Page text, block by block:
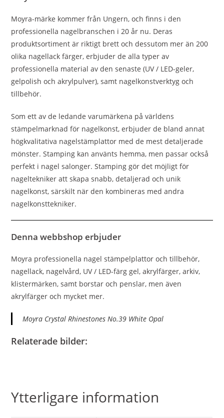
Moyra-märke kommer från Ungern, och finns i den
professionella nagelbranschen i 20 år nu. Deras
produktsortiment är riktigt brett och dessutom mer än 200
olika nagellack färger, erbjuder de alla typer av
professionella material av den senaste (UV / LED-geler,
gelpolish och akrylpulver), samt nagelkonstverktyg och
tillbehör.
Som ett av de ledande varumärkena på världens
stämpelmarknad för nagelkonst, erbjuder de bland annat
högkvalitativa nagelstämplattor med de mest detaljerade
mönster. Stamping kan använts hemma, men passar också
perfekt i nagel salonger. Stamping gör det möjligt för
nageltekniker att skapa snabb, detaljerad och unik
nagelkonst, särskilt när den kombineras med andra
nagelkonsttekniker.
Denna webbshop erbjuder
Moyra professionella nagel stämpelplattor och tillbehör,
nagellack, nagelvård, UV / LED-färg gel, akrylfärger, arkiv,
klistermärken, samt borstar och penslar, men även
akrylfärger och mycket mer.
Moyra Crystal Rhinestones No.39 White Opal
Relaterade bilder:
Ytterligare information